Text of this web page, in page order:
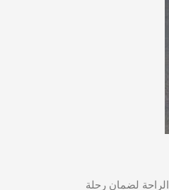
الراحة لضمان رحلة